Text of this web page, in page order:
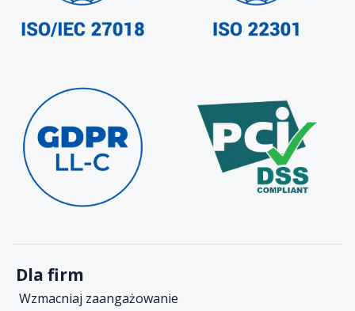
Dla firm
Wzmacniaj zaangażowanie